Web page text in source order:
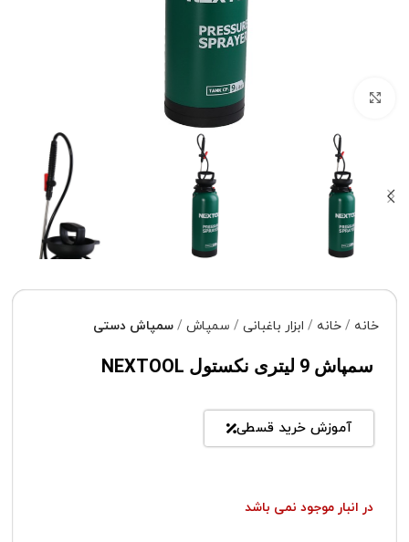
برای بزرگنمایی کلیک کنید
خانه خانه ابزار باغبانی سمپاش سمپاش دستی
سمپاش 9 لیتری نکستول NEXTOOL
آموزش خرید قسطی
در انبار موجود نمی باشد